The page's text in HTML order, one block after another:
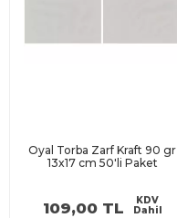
Oyal Torba Zarf Kraft 90 gr
13x17 cm 50'li Paket
109,00 TL
KDV
Dahil